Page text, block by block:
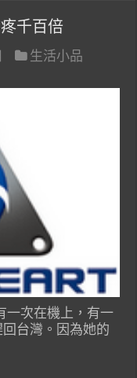
千百倍
生活小品
一次在機上，有一
台灣。因為她的